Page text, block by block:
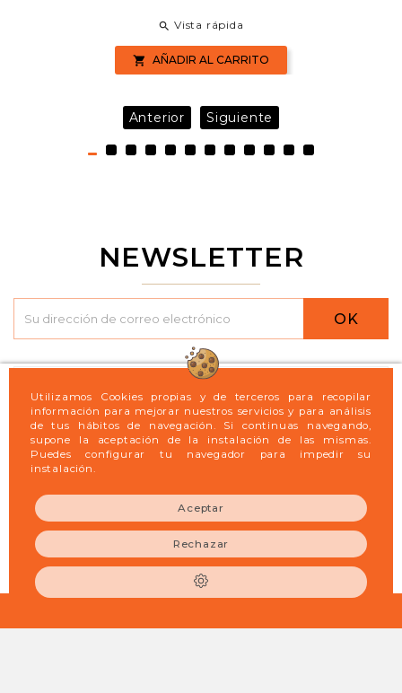
Utilizamos Cookies propias y de terceros para recopilar
información para mejorar nuestros servicios y para análisis
de tus hábitos de navegación. Si continuas navegando,
supone la aceptación de la instalación de las mismas.
Puedes configurar tu navegador para impedir su
instalación.
Aceptar
Rechazar
 Vista rápida
 AÑADIR AL CARRITO
Anterior Siguiente
NEWSLETTER
OK
Legal 
Mi cuenta
Información de la tienda 